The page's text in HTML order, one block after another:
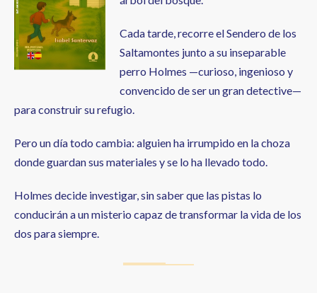
Cada tarde, recorre el Sendero de los
Saltamontes junto a su inseparable
perro Holmes —curioso, ingenioso y
convencido de ser un gran detective—
para construir su refugio.
Pero un día todo cambia: alguien ha irrumpido en la choza
donde guardan sus materiales y se lo ha llevado todo.
Holmes decide investigar, sin saber que las pistas lo
conducirán a un misterio capaz de transformar la vida de los
dos para siempre.